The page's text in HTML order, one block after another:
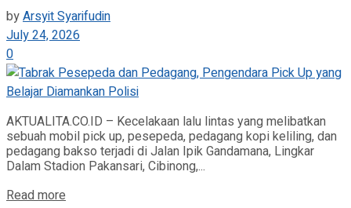
byArsyit Syarifudin
July 24, 2026
0
AKTUALITA.CO.ID – Kecelakaan lalu lintas yang melibatkan
sebuah mobil pick up, pesepeda, pedagang kopi keliling, dan
pedagang bakso terjadi di Jalan Ipik Gandamana, Lingkar
Dalam Stadion Pakansari, Cibinong,...
Read more